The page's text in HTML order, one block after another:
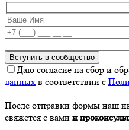
Даю согласие на сбор и
данных в соответствии с
После отправки формы наш
свяжется с вами и